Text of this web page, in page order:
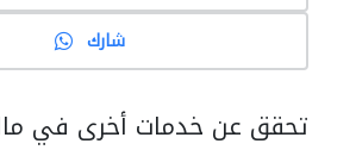
شارك
تحقق عن خدمات أخرى في